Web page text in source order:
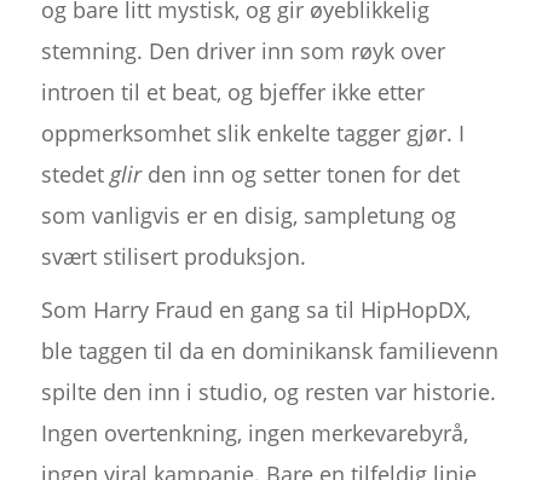
og bare litt mystisk, og gir øyeblikkelig
stemning. Den driver inn som røyk over
introen til et beat, og bjeffer ikke etter
oppmerksomhet slik enkelte tagger gjør. I
stedet glirden inn og setter tonen for det
som vanligvis er en disig, sampletung og
svært stilisert produksjon.
Som Harry Fraud en gang sa til HipHopDX,
ble taggen til da en dominikansk familievenn
spilte den inn i studio, og resten var historie.
Ingen overtenkning, ingen merkevarebyrå,
ingen viral kampanje. Bare en tilfeldig linje